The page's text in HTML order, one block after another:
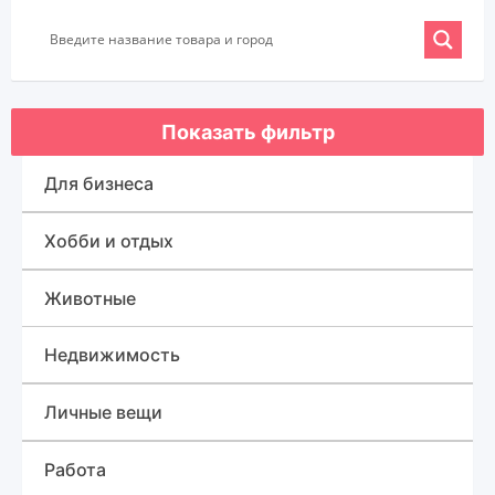
Показать фильтр
Для бизнеса
Оборудование для бизнеса
Готовый бизнес
Товары для бизнеса
Хобби и отдых
Спорт, туризм и отдых
Для быта
Животные
Недвижимость
Дома, квартиры, дачи, коттеджи
Земельные участки
Личные вещи
Красота и здоровье
Работа